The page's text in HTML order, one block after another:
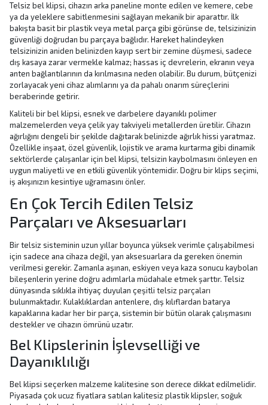
Telsiz bel klipsi, cihazın arka paneline monte edilen ve kemere, cebe
ya da yeleklere sabitlenmesini sağlayan mekanik bir aparattır. İlk
bakışta basit bir plastik veya metal parça gibi görünse de, telsizinizin
güvenliği doğrudan bu parçaya bağlıdır. Hareket halindeyken
telsizinizin aniden belinizden kayıp sert bir zemine düşmesi, sadece
dış kasaya zarar vermekle kalmaz; hassas iç devrelerin, ekranın veya
anten bağlantılarının da kırılmasına neden olabilir. Bu durum, bütçenizi
zorlayacak yeni cihaz alımlarını ya da pahalı onarım süreçlerini
beraberinde getirir.
Kaliteli bir bel klipsi, esnek ve darbelere dayanıklı polimer
malzemelerden veya çelik yay takviyeli metallerden üretilir. Cihazın
ağırlığını dengeli bir şekilde dağıtarak belinizde ağırlık hissi yaratmaz.
Özellikle inşaat, özel güvenlik, lojistik ve arama kurtarma gibi dinamik
sektörlerde çalışanlar için bel klipsi, telsizin kaybolmasını önleyen en
uygun maliyetli ve en etkili güvenlik yöntemidir. Doğru bir klips seçimi,
iş akışınızın kesintiye uğramasını önler.
En Çok Tercih Edilen Telsiz
Parçaları ve Aksesuarları
Bir telsiz sisteminin uzun yıllar boyunca yüksek verimle çalışabilmesi
için sadece ana cihaza değil, yan aksesuarlara da gereken önemin
verilmesi gerekir. Zamanla aşınan, eskiyen veya kaza sonucu kaybolan
bileşenlerin yerine doğru adımlarla müdahale etmek şarttır. Telsiz
dünyasında sıklıkla ihtiyaç duyulan çeşitli telsiz parçaları
bulunmaktadır. Kulaklıklardan antenlere, dış kılıflardan batarya
kapaklarına kadar her bir parça, sistemin bir bütün olarak çalışmasını
destekler ve cihazın ömrünü uzatır.
Bel Klipslerinin İşlevselliği ve
Dayanıklılığı
Bel klipsi seçerken malzeme kalitesine son derece dikkat edilmelidir.
Piyasada çok ucuz fiyatlara satılan kalitesiz plastik klipsler, soğuk